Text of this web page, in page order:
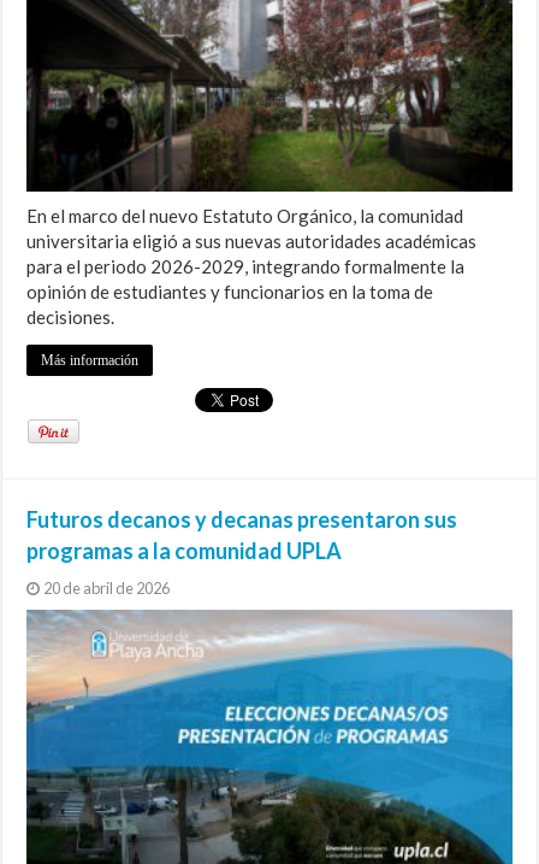
En el marco del nuevo Estatuto Orgánico, la comunidad
universitaria eligió a sus nuevas autoridades académicas
para el periodo 2026-2029, integrando formalmente la
opinión de estudiantes y funcionarios en la toma de
decisiones.
Más información
Futuros decanos y decanas presentaron sus
programas a la comunidad UPLA
20 de abril de 2026